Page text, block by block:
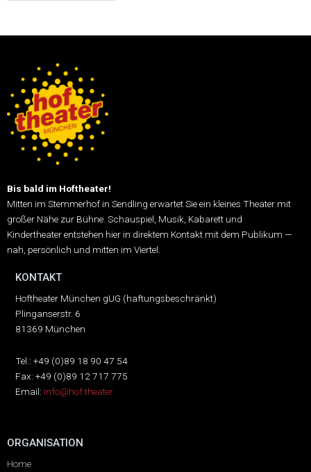
Bis bald im Hoftheater!
Mitten im Stemmerhof in Sendling erwartet Sie ein kleines Theater mit
großer Nähe zur Bühne. Schauspiel, Musik, Kabarett und
Kindertheater entstehen hier in direktem Kontakt mit dem Publikum —
nah, persönlich und mitten im Viertel.
KONTAKT
Hoftheater München gUG (haftungsbeschränkt)
Plinganserstr. 6
81369 München
Tel.: +49 (0)89 18 90 47 54
Fax: +49 (0)89 12 717 775
Email: info@hof.theater
ORGANISATION
Home